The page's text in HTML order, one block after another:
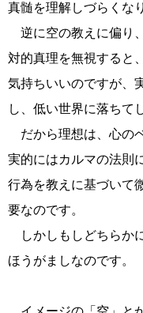
真髄を理解しづらくな
逆に空の教えに偏り
対的真理を無視すると
気持ちいいのですが、
し、低い世界に落ちて
だから理想は、心の
実的にはカルマの法則
行為を教えに基づいて
要なのです。
しかしもしどちらか
ほうがましなのです。